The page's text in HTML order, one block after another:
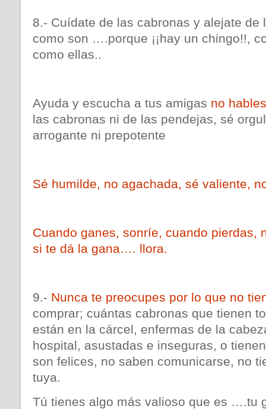
8.- Cuídate de las cabronas y alejate de
como son ….porque ¡¡hay un chingo!!,
como ellas..
Ayuda y escucha a tus amigas no
las cabronas ni de las pendejas, sé
arrogante ni prepotente
Sé humilde, no agachada, sé valiente,
Cuando ganes, sonríe, cuando pierdas,
si te dá la gana…. llora.
9.- Nunca te preocupes por lo que no
comprar; cuántas cabronas que tienen
están en la cárcel, enfermas de la
hospital, asustadas e inseguras, o
son felices, no saben comunicarse, no
tuya.
Tú tienes algo más valioso que es ….tu